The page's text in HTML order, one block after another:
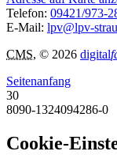
Telefon: 09421/973-
E-Mail: lpv@lpv-
CMS, © 2026 digital
Seitenanfang
30
8090-1324094286-0
Cookie-